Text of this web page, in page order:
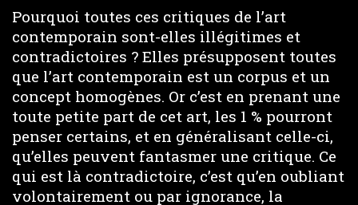
Pourquoi toutes ces critiques de l’art
contemporain sont-elles illégitimes et
contradictoires ? Elles présupposent toutes
que l’art contemporain est un corpus et un
concept homogènes. Or c’est en prenant une
toute petite part de cet art, les 1 % pourront
penser certains, et en généralisant celle-ci,
qu’elles peuvent fantasmer une critique. Ce
qui est là contradictoire, c’est qu’en oubliant
volontairement ou par ignorance, la